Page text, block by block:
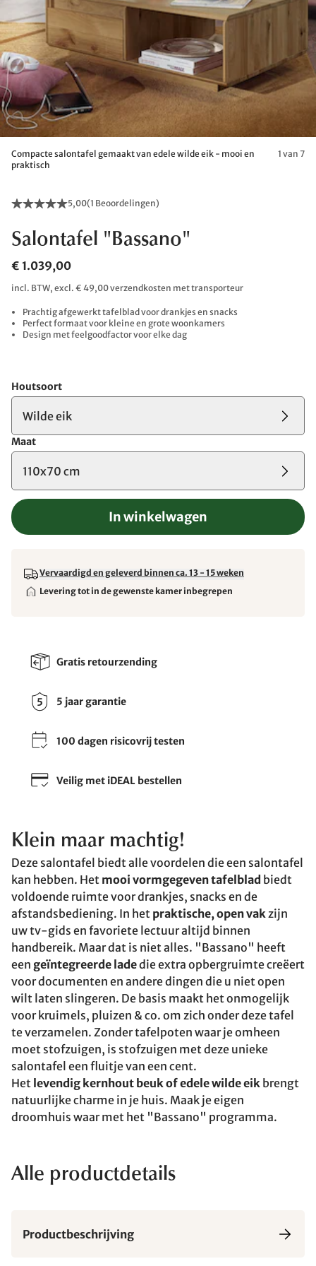
Compacte salontafel gemaakt van edele wilde eik - mooi en
praktisch
1 van 7
5,00(1 Beoordelingen)
Salontafel "Bassano"
€ 1.039,00
incl. BTW, excl. € 49,00 verzendkosten met transporteur
Prachtig afgewerkt tafelblad voor drankjes en snacks
Perfect formaat voor kleine en grote woonkamers
Design met feelgoodfactor voor elke dag
Houtsoort
Wilde eik
Maat
110x70 cm
In winkelwagen
Vervaardigd en geleverd binnen ca. 13 - 15 weken
Levering tot in de gewenste kamer inbegrepen
Gratis retourzending
5 jaar garantie
100 dagen risicovrij testen
Veilig met iDEAL bestellen
Klein maar machtig!
Deze salontafel biedt alle voordelen die een salontafel
kan hebben. Het mooi vormgegeven tafelblad biedt
voldoende ruimte voor drankjes, snacks en de
afstandsbediening. In het praktische, open vakzijn
uw tv-gids en favoriete lectuur altijd binnen
handbereik. Maar dat is niet alles. "Bassano" heeft
een geïntegreerde ladedie extra opbergruimte creëert
voor documenten en andere dingen die u niet open
wilt laten slingeren. De basis maakt het onmogelijk
voor kruimels, pluizen & co. om zich onder deze tafel
te verzamelen. Zonder tafelpoten waar je omheen
moet stofzuigen, is stofzuigen met deze unieke
salontafel een fluitje van een cent.
Het levendig kernhout beuk of edele wilde eik brengt
natuurlijke charme in je huis. Maak je eigen
droomhuis waar met het "Bassano" programma.
Alle productdetails
Productbeschrijving